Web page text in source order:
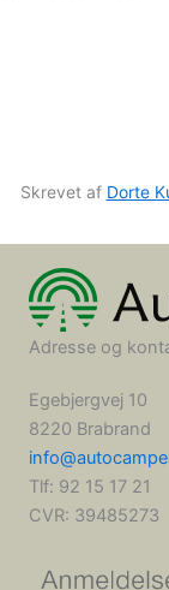
Skrevet af Dorte
Adresse og
Egebjergvej 10
8220 Brabrand
Tlf: 92 15 17 21
CVR: 39485273